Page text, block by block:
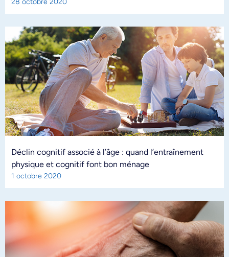
Déclin cognitif associé à l’âge : quand l’entraînement
physique et cognitif font bon ménage
1 octobre 2020